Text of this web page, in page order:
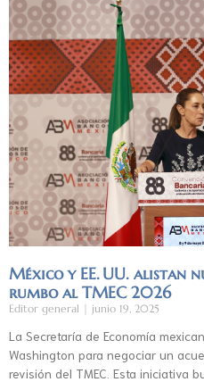
México y EE. UU. alistan
rumbo al TMEC 2026
Editor general junio 19, 2025
La Secretaría de Economía
Washington para negociar un
revisión del TMEC. Esta iniciativa